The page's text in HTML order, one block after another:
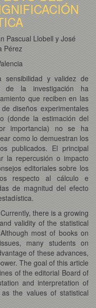
Pascual Llobell y José
Pérez
y validez de
de la investigación ha
que reciben en las
diseños experimentales
(donde la estimación del
importancia) no se ha
como lo demuestran los
publicados. El principal
la repercusión o impacto
editoriales sobre los
respecto al cálculo e
de magnitud del efecto
there is a growing
validity of the statistical
most of books on
many students on
of these advances,
The goal of this article
of the editorial Board of
and interpretation of
the values of statistical